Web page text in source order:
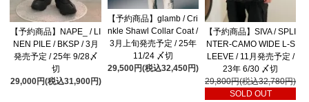
【予約商品】NAPE_ / LI
NEN PILE / BKSP / 3月
発売予定 / 25年 9/28〆
切
29,000円(税込31,900円)
【予約商品】glamb / Cri
nkle Shawl Collar Coat /
3月上旬発売予定 / 25年
11/24 〆切
29,500円(税込32,450円)
【予約商品】SIVA / SPLI
NTER-CAMO WIDE L-S
LEEVE / 11月発売予定 /
23年 6/30 〆切
29,800円(税込32,780円)
SOLD OUT